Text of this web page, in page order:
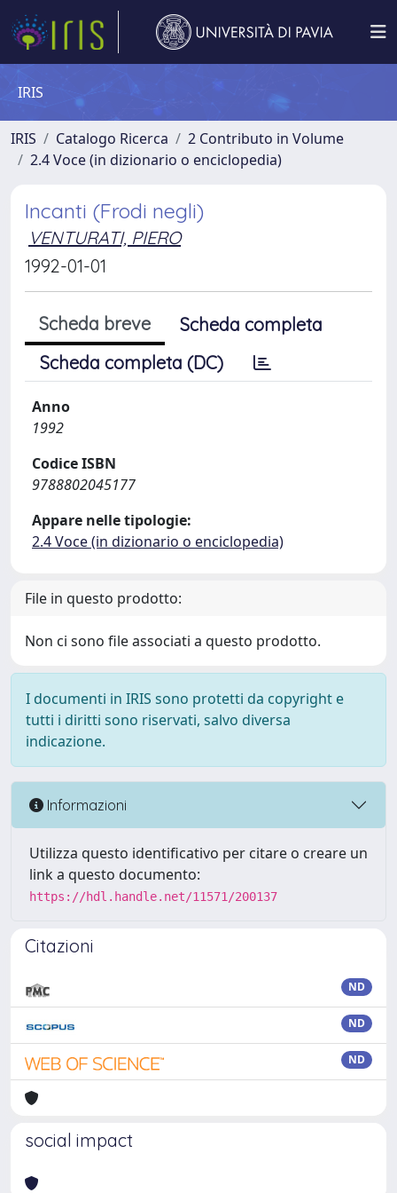
IRIS
IRIS Catalogo Ricerca
2 Contributo in Volume
2.4 Voce (in dizionario o enciclopedia)
Incanti (Frodi negli)
VENTURATI, PIERO
1992-01-01
Scheda breve
Scheda completa
Scheda completa (DC)
Anno
1992
Codice ISBN
9788802045177
Appare nelle tipologie:
2.4 Voce (in dizionario o enciclopedia)
File in questo prodotto:
Non ci sono file associati a questo prodotto.
I documenti in IRIS sono protetti da copyright e
tutti i diritti sono riservati, salvo diversa
indicazione.
Informazioni
Utilizza questo identificativo per citare o creare un
link a questo documento:
https://hdl.handle.net/11571/200137
Citazioni
ND
ND
ND
social impact